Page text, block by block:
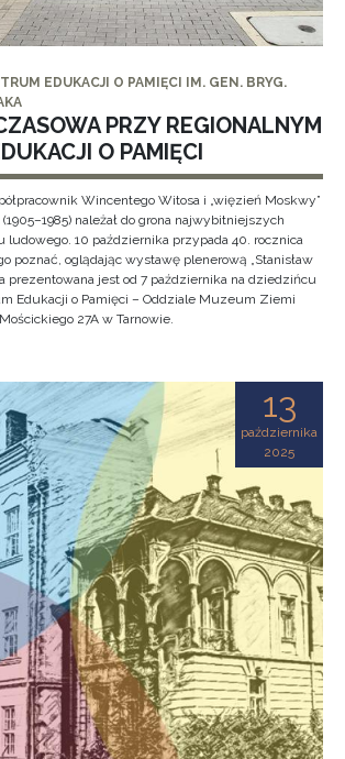
EDUKACJI O PAMIĘCI IM. GEN. BRYG.
PRZY REGIONALNYM
O PAMIĘCI
Wincentego Witosa i „więzień Moskwy”
należał do grona najwybitniejszych
ludowego. 10 października przypada 40. rocznica
poznać, oglądając wystawę plenerową „Stanisław
prezentowana jest od 7 października na dziedzińcu
Edukacji o Pamięci – Oddziale Muzeum Ziemi
27A w Tarnowie.
13
października
2025